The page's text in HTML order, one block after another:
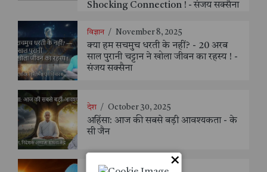
Shocking Connection ! - संजय सक्सैना
विज्ञान / November 8, 2025
क्या हम सचमुच धरती के नहीं? - 20 अरब
साल पुरानी चट्टान ने खोला जीवन का रहस्य ! -
संजय सक्सैना
देश / October 30, 2025
अहिंसा: आज की सबसे बड़ी आवश्यकता - के
सी जैन
×